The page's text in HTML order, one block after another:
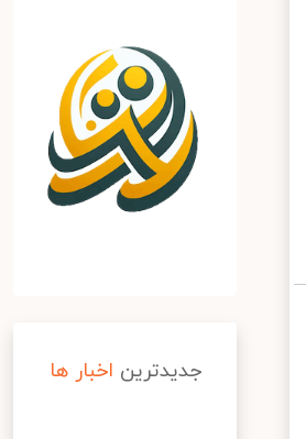
جدیدترین اخبار ها